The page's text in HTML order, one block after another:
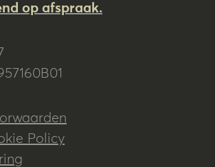
op afspraak.
Policy